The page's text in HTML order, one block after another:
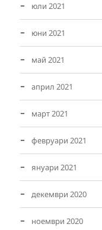
юли 2021
юни 2021
май 2021
април 2021
март 2021
февруари 2021
януари 2021
декември 2020
ноември 2020